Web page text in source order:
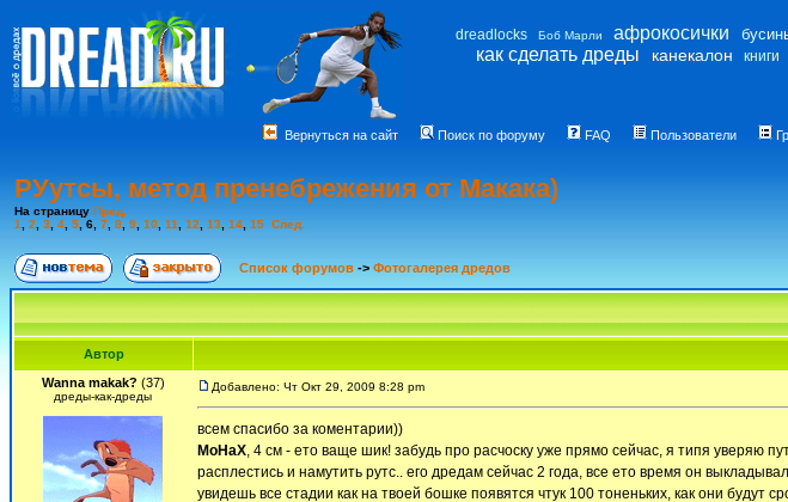
dreadlocks Боб Марли афрокосички
как сделать дреды канекалон книги
Вернуться на сайт Поиск по форуму FAQ Пользователи
РУутсы, метод пренебрежения от Макака)
На страницу Пред.
1
2 3 4 5 6 7 8 9 10 11 12 13 14 15 След.
Список форумов -> Фотогалерея дредов
Автор
Wanna makak? (37)
дреды-как-дреды
Добавлено: Чт Окт 29, 2009 8:28 pm
всем спасибо за коментарии))
MoHaX, 4 см - ето ваще шик! забудь про расчоску уже прямо сейчас, я типя уверяю
расплестись и намутить рутс.. его дредам сейчас 2 года, все ето время он
увидешь все стадии как на твоей бошке появятся чтук 100 тоненьких, как они